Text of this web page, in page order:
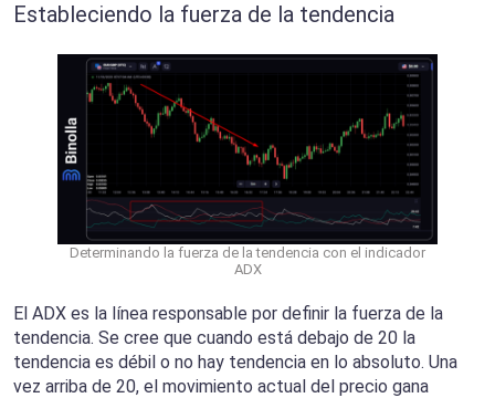
Estableciendo la fuerza de la tendencia
Determinando la fuerza de la tendencia con el indicador
ADX
El ADX es la línea responsable por definir la fuerza de la
tendencia. Se cree que cuando está debajo de 20 la
tendencia es débil o no hay tendencia en lo absoluto. Una
vez arriba de 20, el movimiento actual del precio gana